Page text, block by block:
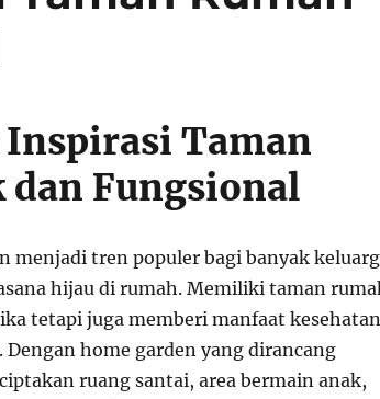
Inspirasi Taman
dan Fungsional
menjadi tren populer bagi banyak
hijau di rumah. Memiliki taman
tetapi juga memberi manfaat kesehatan
home garden yang dirancang
ruang santai, area bermain anak,